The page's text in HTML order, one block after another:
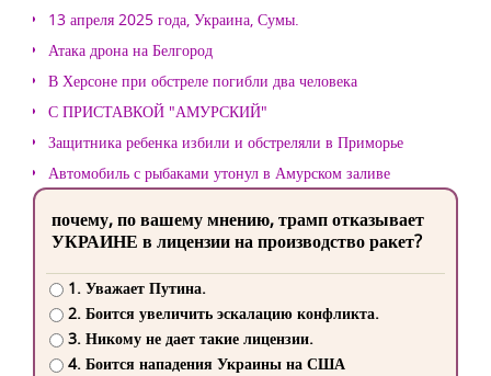
13 апреля 2025 года, Украина, Сумы.
Атака дрона на Белгород
В Херсоне при обстреле погибли два человека
С ПРИСТАВКОЙ "АМУРСКИЙ"
Защитника ребенка избили и обстреляли в Приморье
Автомобиль с рыбаками утонул в Амурском заливе
почему, по вашему мнению, трамп отказывает
УКРАИНЕ в лицензии на производство ракет?
1. Уважает Путина.
2. Боится увеличить эскалацию конфликта.
3. Никому не дает такие лицензии.
4. Боится нападения Украины на США